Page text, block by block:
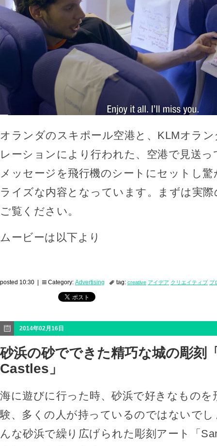
オランダのスキポール空港と、KLMオラ
レーションにより行われた、空港で見送
メッセージを飛行機のシートにセットし
ライズな内容となっています。まずは実
ご覧ください。
ムービーは以下より
posted 10:30 | Category: Advertising tag: creative アイデア クリエイティブ プ
2014年02月16日
砂浜の砂でできた精巧な城の彫刻
Castles」
海に遊びに行った時、砂浜で好きなものを
験、多くの人が持っているのではないで
んな砂浜で繰り広げられた彫刻アート「